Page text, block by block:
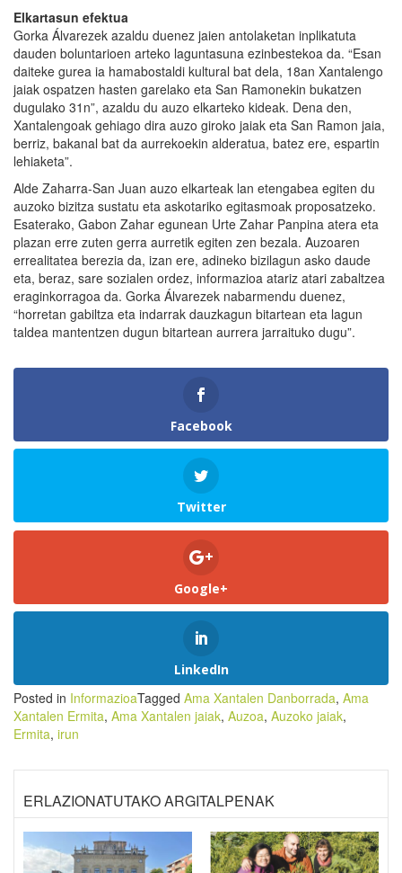
Elkartasun efektua
Gorka Álvarezek azaldu duenez jaien antolaketan inplikatuta
dauden boluntarioen arteko laguntasuna ezinbestekoa da. “Esan
daiteke gurea ia hamabostaldi kultural bat dela, 18an Xantalengo
jaiak ospatzen hasten garelako eta San Ramonekin bukatzen
dugulako 31n”, azaldu du auzo elkarteko kideak. Dena den,
Xantalengoak gehiago dira auzo giroko jaiak eta San Ramon jaia,
berriz, bakanal bat da aurrekoekin alderatua, batez ere, espartin
lehiaketa”.
Alde Zaharra-San Juan auzo elkarteak lan etengabea egiten du
auzoko bizitza sustatu eta askotariko egitasmoak proposatzeko.
Esaterako, Gabon Zahar egunean Urte Zahar Panpina atera eta
plazan erre zuten gerra aurretik egiten zen bezala. Auzoaren
errealitatea berezia da, izan ere, adineko bizilagun asko daude
eta, beraz, sare sozialen ordez, informazioa atariz atari zabaltzea
eraginkorragoa da. Gorka Álvarezek nabarmendu duenez,
“horretan gabiltza eta indarrak dauzkagun bitartean eta lagun
taldea mantentzen dugun bitartean aurrera jarraituko dugu”.
Facebook
Twitter
Google+
LinkedIn
Posted in InformazioaTagged Ama Xantalen Danborrada, Ama
Xantalen Ermita, Ama Xantalen jaiak, Auzoa, Auzoko jaiak,
Ermita, irun
ERLAZIONATUTAKO ARGITALPENAK